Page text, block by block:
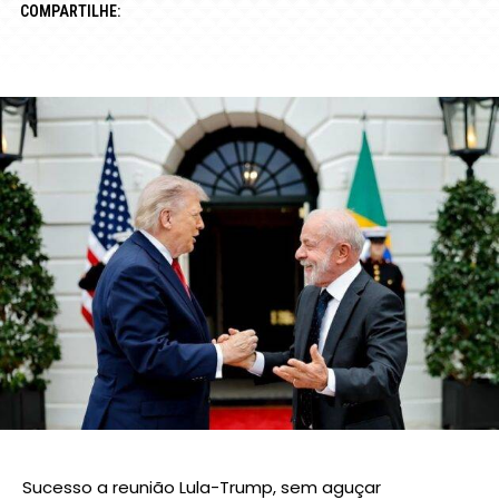
COMPARTILHE:
Sucesso a reunião Lula-Trump, sem aguçar